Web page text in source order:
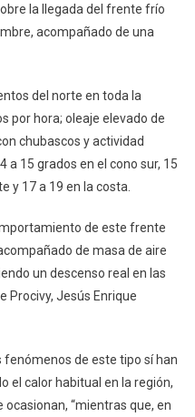
la llegada del frente frío
acompañado de una
del norte en toda la
por hora; oleaje elevado de
chubascos y actividad
a 15 grados en el cono sur, 15
y 17 a 19 en la costa.
de este frente
de masa de aire
un descenso real en las
Procivy, Jesús Enrique
de este tipo sí han
el calor habitual en la región,
“mientras que, en